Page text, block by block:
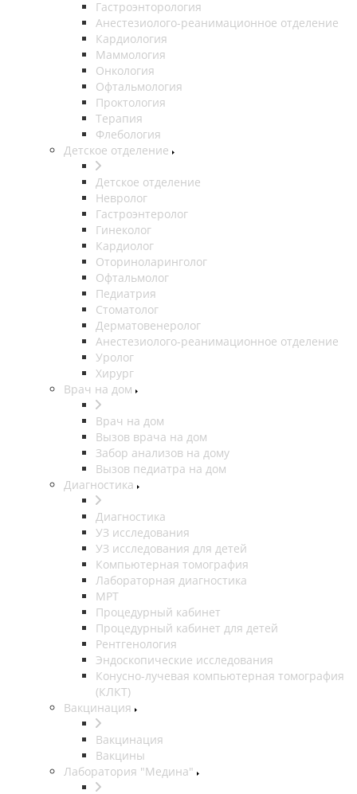
Гастроэнторология
Анестезиолого-реанимационное отделение
Кардиология
Маммология
Онкология
Офтальмология
Проктология
Терапия
Флебология
Детское отделение
Детское отделение
Невролог
Гастроэнтеролог
Гинеколог
Кардиолог
Оториноларинголог
Офтальмолог
Педиатрия
Стоматолог
Дерматовенеролог
Анестезиолого-реанимационное отделение
Уролог
Хирург
Врач на дом
Врач на дом
Вызов врача на дом
Забор анализов на дому
Вызов педиатра на дом
Диагностика
Диагностика
УЗ исследования
УЗ исследования для детей
Компьютерная томография
Лабораторная диагностика
МРТ
Процедурный кабинет
Процедурный кабинет для детей
Рентгенология
Эндоскопические исследования
Конусно-лучевая компьютерная томография
(КЛКТ)
Вакцинация
Вакцинация
Вакцины
Лаборатория "Медина"